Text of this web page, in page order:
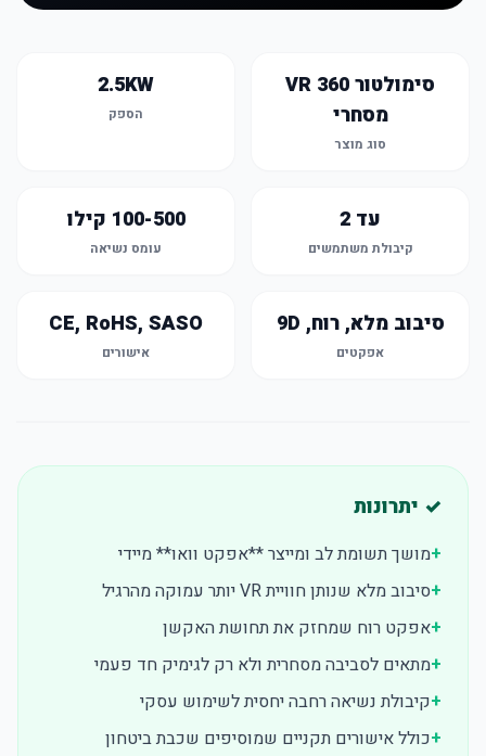
סימולטור VR 360
מסחרי
סוג מוצר
2.5KW
הספק
עד 2
קיבולת משתמשים
100-500 קילו
עומס נשיאה
סיבוב מלא, רוח, 9D
אפקטים
CE, RoHS, SASO
אישורים
✓ יתרונות
+מושך תשומת לב ומייצר **אפקט וואו** מיידי
+סיבוב מלא שנותן חוויית VR יותר עמוקה מהרגיל
+אפקט רוח שמחזק את תחושת האקשן
+מתאים לסביבה מסחרית ולא רק לגימיק חד פעמי
+קיבולת נשיאה רחבה יחסית לשימוש עסקי
+כולל אישורים תקניים שמוסיפים שכבת ביטחון